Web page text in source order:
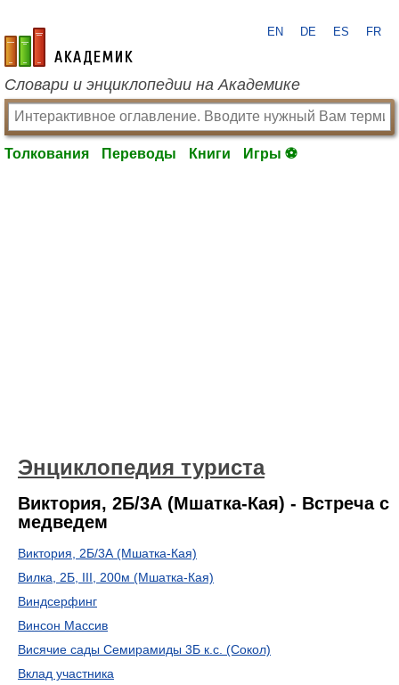
academic.ru
EN DE ES FR
Словари и энциклопедии на Академике
Толкования Переводы Книги Игры ⚽
Энциклопедия туриста
Виктория, 2Б/3А (Мшатка-Кая) - Встреча с
медведем
Виктория, 2Б/3А (Мшатка-Кая)
Вилка, 2Б, III, 200м (Мшатка-Кая)
Виндсерфинг
Винсон Массив
Висячие сады Семирамиды 3Б к.с. (Сокол)
Вклад участника